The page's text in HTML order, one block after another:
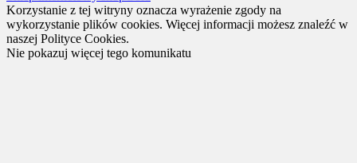
Korzystanie z tej witryny oznacza wyrażenie zgody na
wykorzystanie plików cookies. Więcej informacji możesz znaleźć w
naszej Polityce Cookies.
Nie pokazuj więcej tego komunikatu